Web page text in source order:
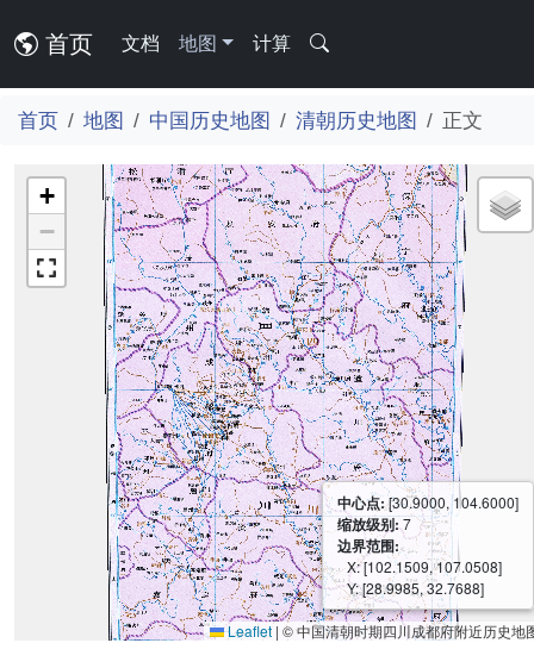
首页 文档 地图 计算
首页 地图 中国历史地图 清朝历史地图 正文
+
−
中心点:[30.9000, 104.6000]
缩放级别:7
边界范围:
X: [102.1509, 107.0508]
Y: [28.9985, 32.7688]
Leaflet | © 中国清朝时期四川成都府附近历史地